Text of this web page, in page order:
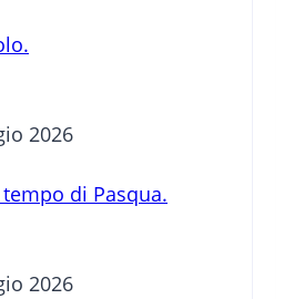
2026
di Pasqua.
2026